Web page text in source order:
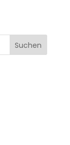
Suchen